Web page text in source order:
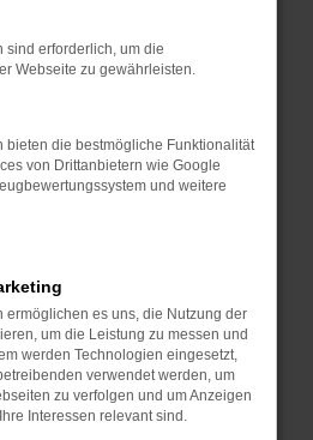
wie Werbeblocker,
bestimmter Seiten
in einem privaten
neu.
helfen, vorübergehende
dem neuesten Stand
birgt nicht nur ein
sondern kann auch dazu
Funktionen nicht mehr
sind erforderlich, um die
Webseite zu gewährleisten.
bieten die bestmögliche Funktionalität
von Drittanbietern wie Google
und weitere
ermöglichen es uns, die Nutzung der
um die Leistung zu messen und
werden Technologien eingesetzt,
verwendet werden, um
zu verfolgen und um Anzeigen
Interessen relevant sind.